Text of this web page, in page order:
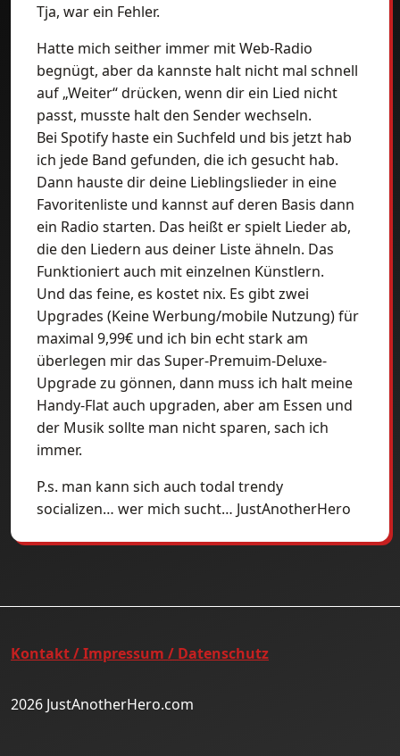
Tja, war ein Fehler.
Hatte mich seither immer mit Web-Radio
begnügt, aber da kannste halt nicht mal schnell
auf „Weiter“ drücken, wenn dir ein Lied nicht
passt, musste halt den Sender wechseln.
Bei Spotify haste ein Suchfeld und bis jetzt hab
ich jede Band gefunden, die ich gesucht hab.
Dann hauste dir deine Lieblingslieder in eine
Favoritenliste und kannst auf deren Basis dann
ein Radio starten. Das heißt er spielt Lieder ab,
die den Liedern aus deiner Liste ähneln. Das
Funktioniert auch mit einzelnen Künstlern.
Und das feine, es kostet nix. Es gibt zwei
Upgrades (Keine Werbung/mobile Nutzung) für
maximal 9,99€ und ich bin echt stark am
überlegen mir das Super-Premuim-Deluxe-
Upgrade zu gönnen, dann muss ich halt meine
Handy-Flat auch upgraden, aber am Essen und
der Musik sollte man nicht sparen, sach ich
immer.
P.s. man kann sich auch todal trendy
socializen… wer mich sucht… JustAnotherHero
Kontakt / Impressum / Datenschutz
2026 JustAnotherHero.com